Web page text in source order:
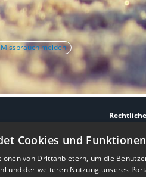
melden
Cookies und
von Drittanbietern, um die
und der weiteren Nutzung unseres